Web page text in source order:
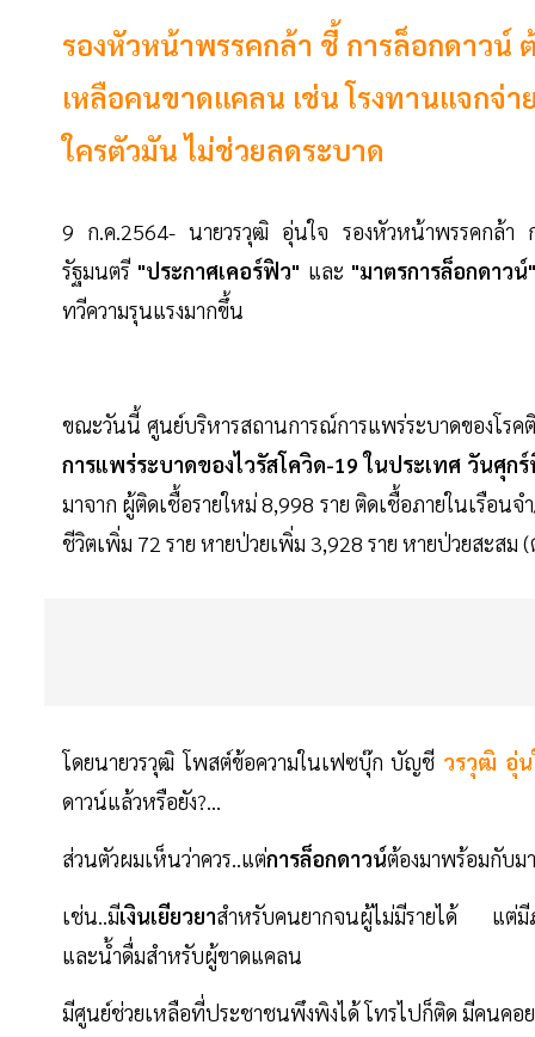
รองหัวหน้าพรรคกล้า ชี้ การล็อกดาวน์
เหลือคนขาดแคลน เช่น โรงทานแจกจ่
ใครตัวมัน ไม่ช่วยลดระบาด
9 ก.ค.2564- นายวรวุฒิ อุ่นใจ รองหัวหน้าพรรคกล้า
รัฐมนตรี "ประกาศเคอร์ฟิว" และ "มาตรการล็อกดาวน์"
ทวีความรุนแรงมากขึ้น
ขณะวันนี้ ศูนย์บริหารสถานการณ์การแพร่ระบาดของโรค
การแพร่ระบาดของไวรัสโควิด-19 ในประเทศ วันศุก
มาจาก ผู้ติดเชื้อรายใหม่ 8,998 ราย ติดเชื้อภายในเรือน
ชีวิตเพิ่ม 72 ราย หายป่วยเพิ่ม 3,928 ราย หายป่วยสะสม
โดยนายวรวุฒิ โพสต์ข้อความในเฟซบุ๊ก บัญชี วรวุฒิ อุ่น
ดาวน์แล้วหรือยัง?...
ส่วนตัวผมเห็นว่าควร..แต่การล็อกดาวน์ต้องมาพร้อมกับม
เช่น..มีเงินเยียวยาสำหรับคนยากจนผู้ไม่มีรายได้ แต่มีภ
และน้ำดื่มสำหรับผู้ขาดแคลน
มีศูนย์ช่วยเหลือที่ประชาชนพึงพิงได้ โทรไปก็ติด มีคนคอ